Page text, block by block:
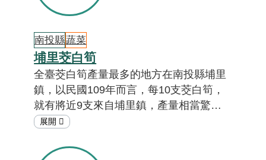
南投縣蔬菜
埔里茭白筍
全臺茭白筍產量最多的地方在南投縣埔里
鎮，以民國109年而言，每10支茭白筍，
就有將近9支來自埔里鎮，產量相當驚
人！埔里茭白筍不僅供應全臺，還外銷到
白筍除了美味可口，還可以做成藝術品或